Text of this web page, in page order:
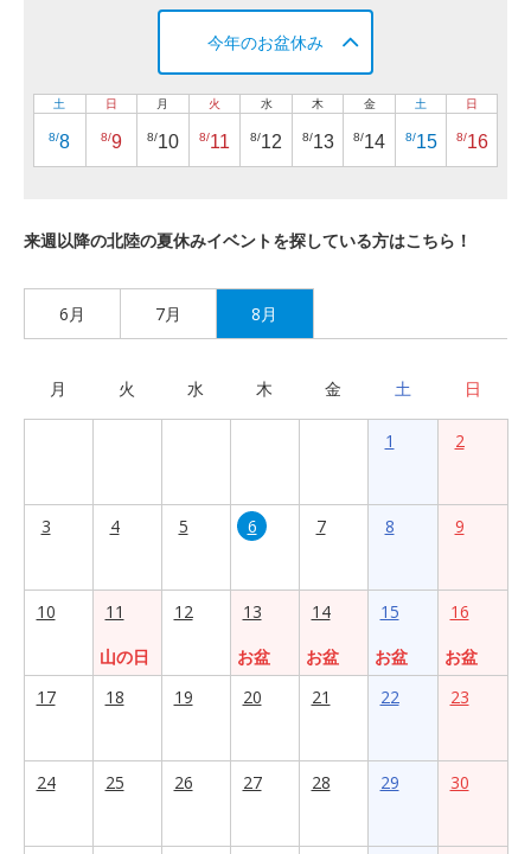
今年のお盆休み
土
8/8
日
8/9
月
8/10
火
8/11
水
8/12
木
8/13
金
8/14
土
8/15
日
8/16
来週以降の北陸の夏休みイベントを探している方はこちら！
6月 7月 8月
月 火 水 木 金 土 日
1 2
3 4 5 6 7 8 9
10
11
山の日
12
13
お盆
14
お盆
15
お盆
16
お盆
17
18 19 20 21 22 23
24 25 26 27 28 29 30